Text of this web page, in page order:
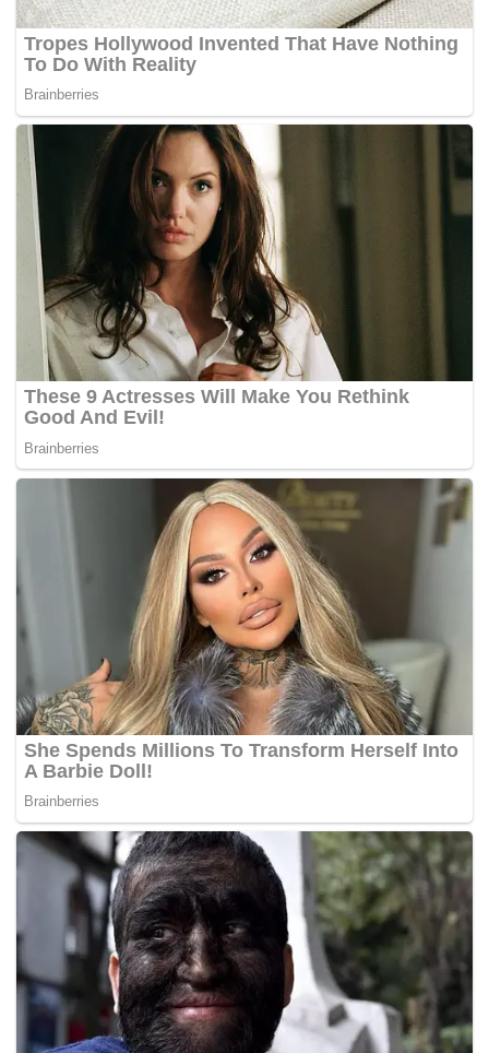
infrastruktur sedia ada seperti longkang dan penurapan
semula laluan yang terlibat serta pemasangan lampu
pejalan kaki dan lampu dekorasi untuk tujuan keselamatan
selain mencantikkan lorong belakang.
Mohd Najib berharap inisiatif itu dapat mengubah persepsi
negatif orang awam terhadap lorong belakang yang sering
dianggap kotor dan tidak selamat digunakan, sekali gus
menjadikannya sebagai tarikan baharu di Bukit Bintang. –
BERNAMA
Bukit Bintang naik taraf